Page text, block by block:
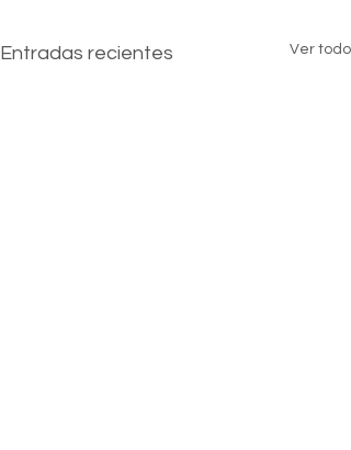
Entradas recientes Ver todo